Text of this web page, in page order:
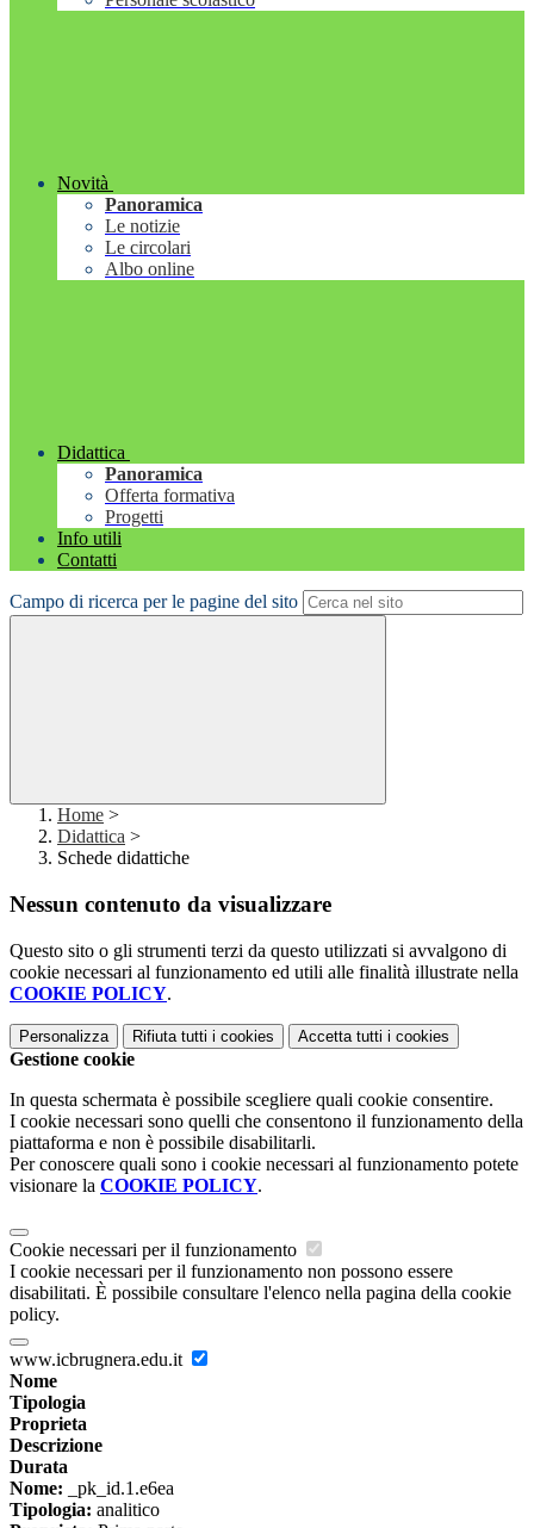
Novità
Panoramica
Le notizie
Le circolari
Albo online
Didattica
Panoramica
Offerta formativa
Progetti
Info utili
Contatti
Campo di ricerca per le pagine del sito
Home >
Didattica >
Schede didattiche
Nessun contenuto da visualizzare
Questo sito o gli strumenti terzi da questo utilizzati si avvalgono di
cookie necessari al funzionamento ed utili alle finalità illustrate nella
COOKIE POLICY.
Personalizza Rifiuta tutti i cookies Accetta tutti i cookies
Gestione cookie
In questa schermata è possibile scegliere quali cookie consentire.
I cookie necessari sono quelli che consentono il funzionamento della
piattaforma e non è possibile disabilitarli.
Per conoscere quali sono i cookie necessari al funzionamento potete
visionare la COOKIE POLICY.
Cookie necessari per il funzionamento
I cookie necessari per il funzionamento non possono essere
disabilitati. È possibile consultare l'elenco nella pagina della cookie
policy.
www.icbrugnera.edu.it
Nome
Tipologia
Proprieta
Descrizione
Durata
Nome: _pk_id.1.e6ea
Tipologia: analitico